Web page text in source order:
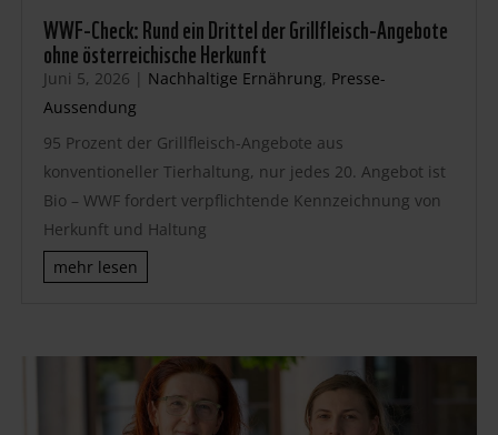
WWF-Check: Rund ein Drittel der Grillfleisch-Angebote
ohne österreichische Herkunft
Juni 5, 2026 | Nachhaltige Ernährung, Presse-
Aussendung
95 Prozent der Grillfleisch-Angebote aus
konventioneller Tierhaltung, nur jedes 20. Angebot ist
Bio – WWF fordert verpflichtende Kennzeichnung von
Herkunft und Haltung
mehr lesen